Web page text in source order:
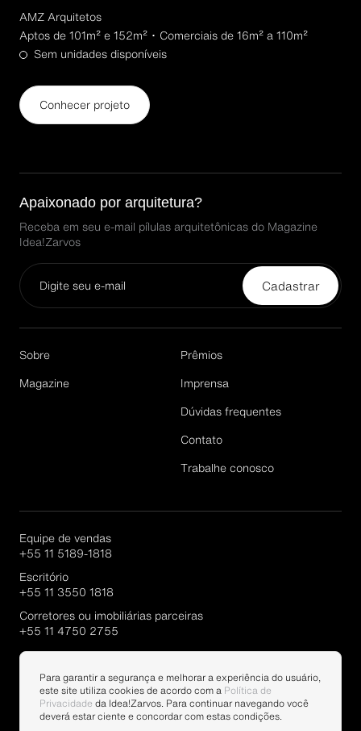
AMZ Arquitetos
Aptos de 101m² e 152m² ･ Comerciais de 16m² a 110m²
Sem unidades disponíveis
Conhecer projeto
Apaixonado por arquitetura?
Receba em seu e-mail pílulas arquitetônicas do Magazine
Idea!Zarvos
Cadastrar
Email*
Sobre
Magazine
Prêmios
Imprensa
Dúvidas frequentes
Contato
Trabalhe conosco
Equipe de vendas
+55 11 5189-1818
Escritório
+55 11 3550 1818
Corretores ou imobiliárias parceiras
+55 11 4750 2755
Portal Parcerias
Para garantir a segurança e melhorar a experiência do usuário,
este site utiliza cookies de acordo com a Política de
Privacidade da Idea!Zarvos. Para continuar navegando você
deverá estar ciente e concordar com estas condições.